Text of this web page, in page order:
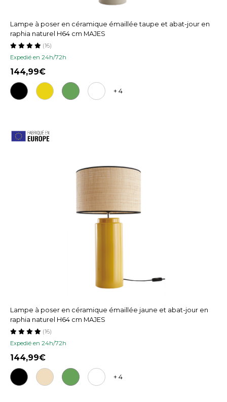
Lampe à poser en céramique émaillée taupe et abat-jour en
raphia naturel H64 cm MAJES
Expedié en 24h/72h
(16)
144,99
+ 4
Lampe à poser en céramique émaillée jaune et abat-jour en
raphia naturel H64 cm MAJES
Expedié en 24h/72h
(16)
144,99
+ 4